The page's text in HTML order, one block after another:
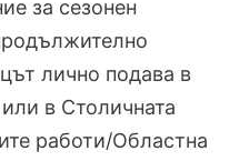
за сезонен
лично подава в
в Столичната
работи/Областна